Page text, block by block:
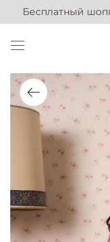
Бесплатный